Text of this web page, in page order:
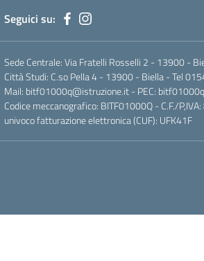
Seguici su:
Sede Centrale: Via Fratelli Rosselli 2 - 13900 -
Città Studi: C.so Pella 4 - 13900 - Biella - Tel
Mail: bitf01000q@istruzione.it- PEC:
Codice meccanografico: BITF01000Q - C.F./
univoco fatturazione elettronica (CUF): UFK41F